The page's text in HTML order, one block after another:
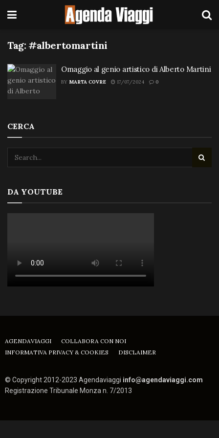
Tag: #albertomartini
Omaggio al genio artistico di Alberto Martini
BY MARTA COVRE 17/07/2024 0
CERCA
DA YOUTUBE
AGENDAVIAGGI
COLLABORA CON NOI
INFORMATIVA PRIVACY & COOKIES
DISCLAIMER
© Copyright 2012-2023 Agendaviaggi info@agendaviaggi.com
Registrazione Tribunale Monza n. 7/2013